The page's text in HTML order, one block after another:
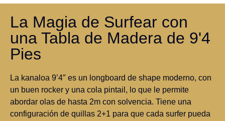
La Magia de Surfear con
una Tabla de Madera de 9'4
Pies
La kanaloa 9’4″ es un longboard de shape moderno, con
un buen rocker y una cola pintail, lo que le permite
abordar olas de hasta 2m con solvencia. Tiene una
configuración de quillas 2+1 para que cada surfer pueda